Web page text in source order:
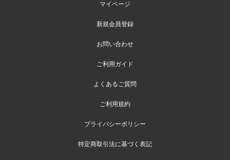
マイページ
新規会員登録
お問い合わせ
ご利用ガイド
よくあるご質問
ご利用規約
プライバシーポリシー
特定商取引法に基づく表記